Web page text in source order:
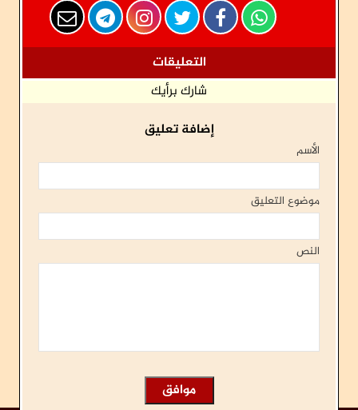
التعليقات
شارك برأيك
إضافة تعليق
الأسم
موضوع التعليق
النص